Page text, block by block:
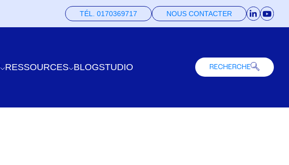
TÉL. 0170369717 NOUS CONTACTER
RESSOURCES BLOGSTUDIO RECHERCHE